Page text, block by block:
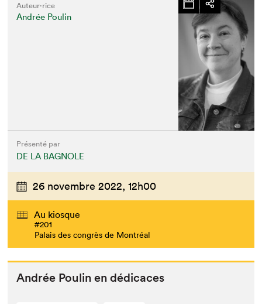
Auteur·rice
Andrée Poulin
Présenté par
DE LA BAGNOLE
26 novembre 2022, 12h00
Au kiosque
#201
Palais des congrès de Montréal
Andrée Poulin en dédicaces